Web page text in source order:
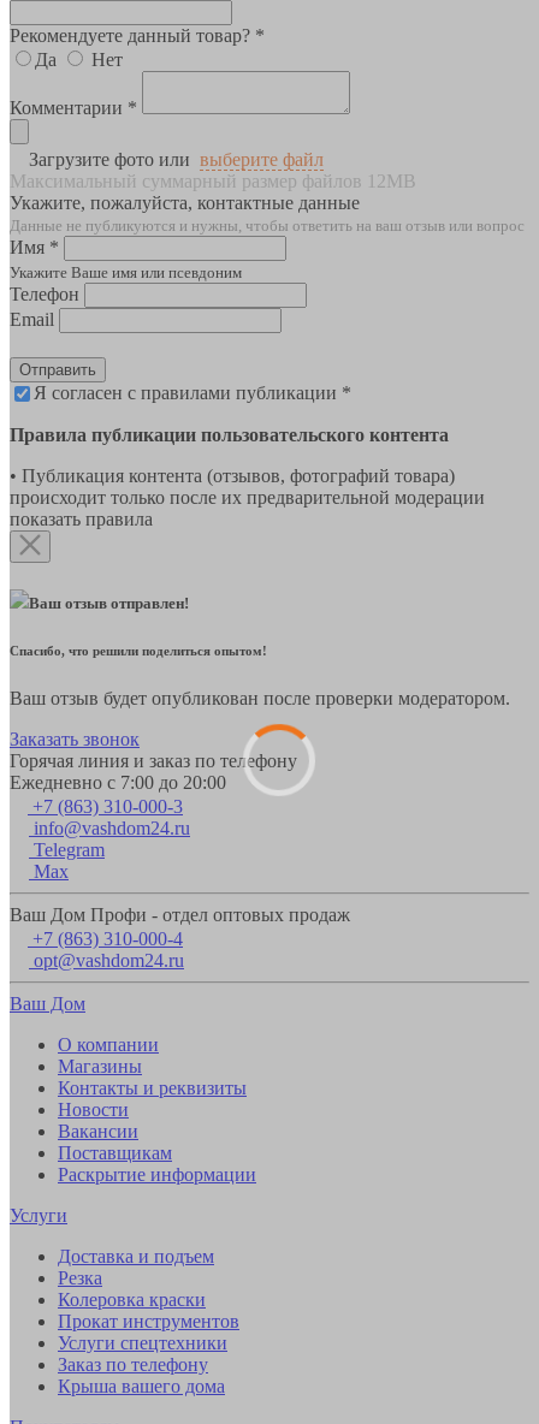
Рекомендуете данный товар? *
Да
Нет
Комментарии *
Загрузите фото или выберите файл
Максимальный суммарный размер файлов 12MB
Укажите, пожалуйста, контактные данные
Данные не публикуются и нужны, чтобы ответить на ваш отзыв или вопрос
Имя *
Укажите Ваше имя или псевдоним
Телефон
Email
Отправить
Я согласен с правилами публикации *
Правила публикации пользовательского контента
• Публикация контента (отзывов, фотографий товара)
происходит только после их предварительной модерации
показать правила
Ваш отзыв отправлен!
Спасибо, что решили поделиться опытом!
Ваш отзыв будет опубликован после проверки модератором.
Заказать звонок
Горячая линия и заказ по телефону
Ежедневно с 7:00 до 20:00
+7 (863) 310-000-3
info@vashdom24.ru
Telegram
Max
Ваш Дом Профи - отдел оптовых продаж
+7 (863) 310-000-4
opt@vashdom24.ru
Ваш Дом
О компании
Магазины
Контакты и реквизиты
Новости
Вакансии
Поставщикам
Раскрытие информации
Услуги
Доставка и подъем
Резка
Колеровка краски
Прокат инструментов
Услуги спецтехники
Заказ по телефону
Крыша вашего дома